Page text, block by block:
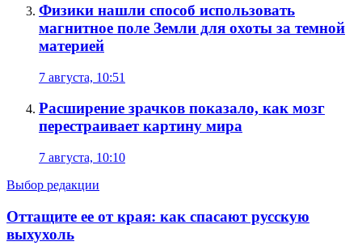
Физики нашли способ использовать
магнитное поле Земли для охоты за темной
материей
7 августа, 10:51
Расширение зрачков показало, как мозг
перестраивает картину мира
7 августа, 10:10
Выбор редакции
Оттащите ее от края: как спасают русскую
выхухоль